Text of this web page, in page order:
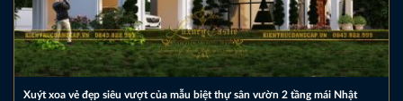
Xuýt xoa vẻ đẹp siêu vượt của mẫu biệt thự sân vườn 2 tầng mái Nhật